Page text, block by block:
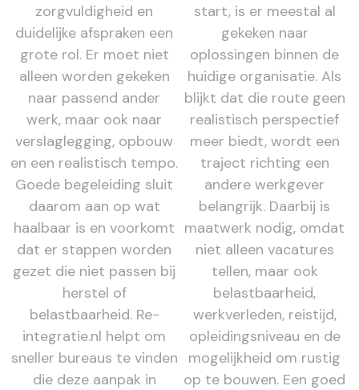
zorgvuldigheid en
duidelijke afspraken een
grote rol. Er moet niet
alleen worden gekeken
naar passend ander
werk, maar ook naar
verslaglegging, opbouw
en een realistisch tempo.
Goede begeleiding sluit
daarom aan op wat
haalbaar is en voorkomt
dat er stappen worden
gezet die niet passen bij
herstel of
belastbaarheid. Re-
integratie.nl helpt om
sneller bureaus te vinden
die deze aanpak in
start, is er meestal al
gekeken naar
oplossingen binnen de
huidige organisatie. Als
blijkt dat die route geen
realistisch perspectief
meer biedt, wordt een
traject richting een
andere werkgever
belangrijk. Daarbij is
maatwerk nodig, omdat
niet alleen vacatures
tellen, maar ook
belastbaarheid,
werkverleden, reistijd,
opleidingsniveau en de
mogelijkheid om rustig
op te bouwen. Een goed